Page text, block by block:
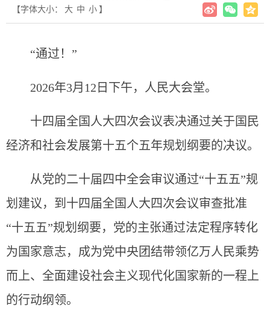
【字体大小：
大 中 小 】
“通过！”
2026年3月12日下午，人民大会堂。
十四届全国人大四次会议表决通过关于国民
经济和社会发展第十五个五年规划纲要的决议。
从党的二十届四中全会审议通过“十五五”规
划建议，到十四届全国人大四次会议审查批准
“十五五”规划纲要，党的主张通过法定程序转化
为国家意志，成为党中央团结带领亿万人民乘势
而上、全面建设社会主义现代化国家新的一程上
的行动纲领。